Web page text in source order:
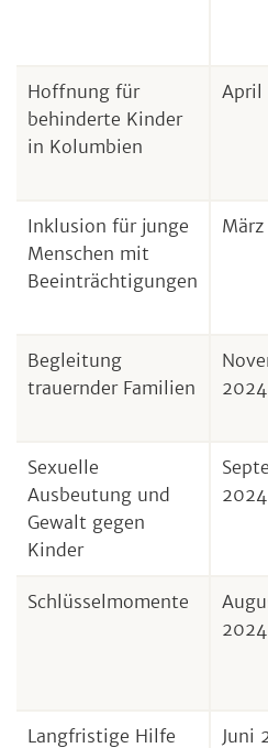
Hoffnung für
behinderte Kinder
in Kolumbien
April
Inklusion für junge
Menschen mit
Beeinträchtigungen
Begleitung
trauernder Familien
2024
Sexuelle
Ausbeutung und
Gewalt gegen
Kinder
2024
Schlüsselmomente
2024
Langfristige Hilfe Juni